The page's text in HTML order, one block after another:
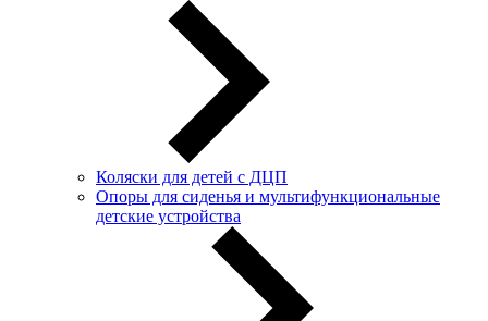
Коляски для детей с ДЦП
Опоры для сиденья и мультифункциональные
детские устройства